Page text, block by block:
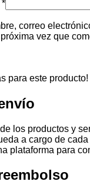
*
correo
vez que
para este producto!
los productos y
a cargo de cada
plataforma para